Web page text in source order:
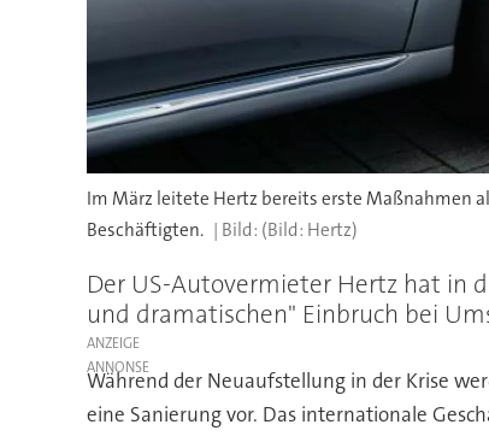
Im März leitete Hertz bereits erste Maßnahmen
Beschäftigten.
(Bild: Hertz)
Der US-Autovermieter Hertz hat in
und dramatischen" Einbruch bei
ANZEIGE
Während der Neuaufstellung in der Krise
eine Sanierung vor. Das internationale